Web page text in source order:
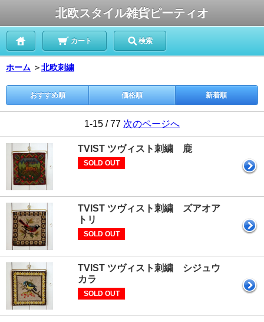
北欧スタイル雑貨ピーティオ
カート 検索
ホーム ＞北欧刺繍
おすすめ順 価格順 新着順
1-15 / 77 次のページへ
TVIST ツヴィスト刺繍 鹿
SOLD OUT
TVIST ツヴィスト刺繍 ズアオア
トリ
SOLD OUT
TVIST ツヴィスト刺繍 シジュウ
カラ
SOLD OUT